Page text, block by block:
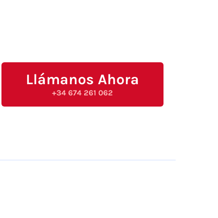
Llámanos Ahora
+34 674 261 062